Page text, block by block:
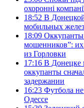
охоронні
18:52 В Донецкой
мобильных
18:09
мошенников”:
из Горловки
17:16 В Донецке
оккупанты
задержании
16:23 Футбола не
Одессе